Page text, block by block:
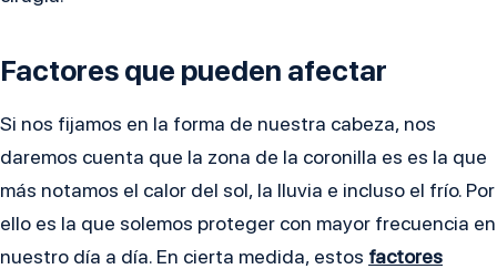
Factores que pueden afectar
Si nos fijamos en la forma de nuestra cabeza, nos
daremos cuenta que la zona de la coronilla es es la que
más notamos el calor del sol, la lluvia e incluso el frío. Por
ello es la que solemos proteger con mayor frecuencia en
nuestro día a día. En cierta medida, estos factores